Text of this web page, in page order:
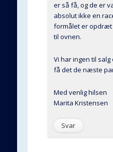
er så få, og de er
absolut ikke en
formålet er opdræt
til ovnen.
Vi har ingen til
få det de næste
Med venlig hilsen
Marita Kristensen
Svar